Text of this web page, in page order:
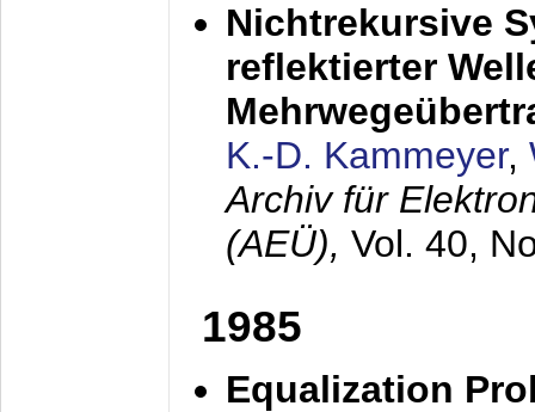
Nichtrekursive
reflektierter
K.-D. Kammeyer,
Archiv für
(AEÜ), Vol. 40,
1985
Equalization